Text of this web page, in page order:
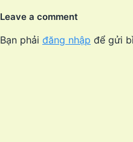
Leave a comment
Bạn phải đăng nhập để gửi